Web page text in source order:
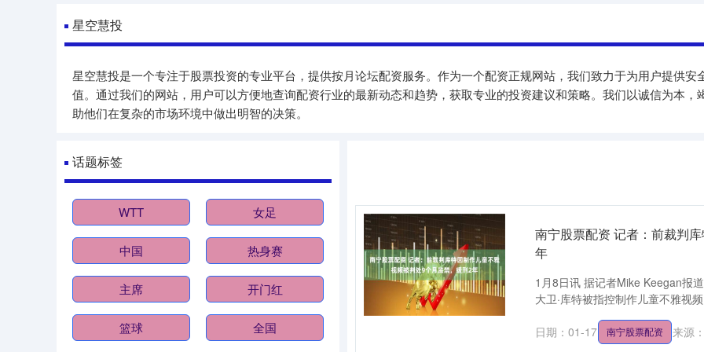
星空慧投
星空慧投是一个专注于股票投资的专业平台，提供按月论坛配资服务。作为一个配资正规网站，我们致力于为用户提供
值。通过我们的网站，用户可以方便地查询配资行业的最新动态和趋势，获取专业的投资建议和策略。我们以诚信为本
助他们在复杂的市场环境中做出明智的决策。
南宁股票配资 记者：前裁判
年
1月8日讯 据记者Mike Keegan报
大卫·库特被指控制作儿童不雅视
日期：01-17 南宁股票配资 来源
话题标签
WTT 女足
中国 热身赛
主席 开门红
篮球 全国